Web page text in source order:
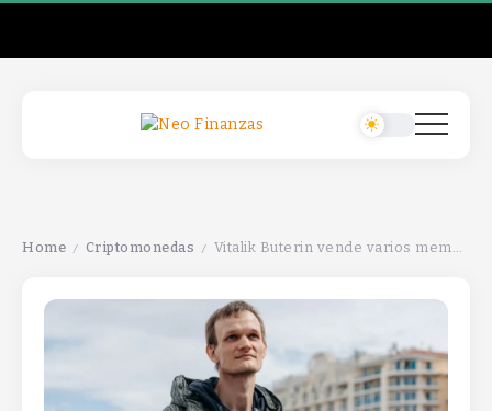
Home / Criptomonedas / Vitalik Buterin vende varios memecoins por $96,000 en ETH.